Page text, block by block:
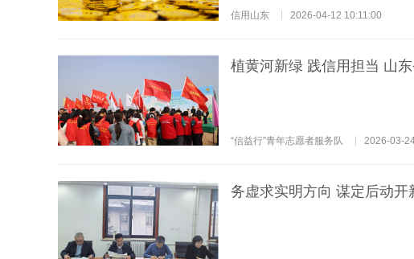
信用山东 2026-04-12 10:11:00
植黄河新绿 践信用担当 山
“信益行”青年志愿者服务队 2026-03-
务虚求实明方向 谋定后动